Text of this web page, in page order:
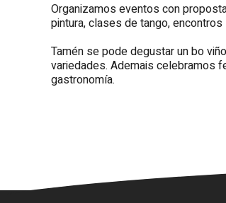
Organizamos eventos con
pintura, clases de tango,
Tamén se pode degustar un bo
variedades. Ademais celebramos
gastronomía.